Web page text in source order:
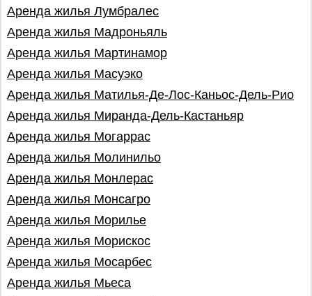
Аренда жилья Лумбралес
Аренда жилья Мадроньяль
Аренда жилья Мартинамор
Аренда жилья Масуэко
Аренда жилья Матилья-Де-Лос-Каньос-Дель-Рио
Аренда жилья Миранда-Дель-Кастаньяр
Аренда жилья Могаррас
Аренда жилья Молинильо
Аренда жилья Монлерас
Аренда жилья Монсагро
Аренда жилья Морилье
Аренда жилья Морискос
Аренда жилья Мосарбес
Аренда жилья Мьеса